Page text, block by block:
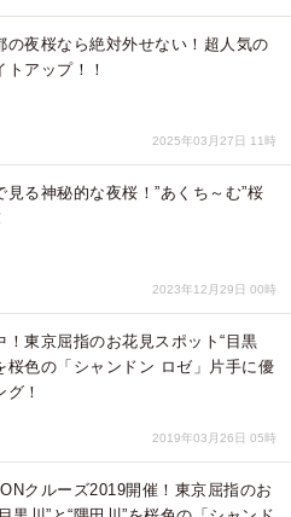
の夜桜なら絶対外せない！超人気の
アップ！！
2025年03月27日 11時
見る神秘的な夜桜！”あくち～む”桜
2023年12月29日 00時
！東京屈指のお花見スポット“目黒
桜色の「シャンドン ロゼ」片手に優
！
2019年03月26日 05時
クルーズ2019開催！東京屈指のお